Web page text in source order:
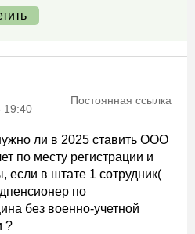
19:40
Постоянная ссылка
ли в 2025 ставить ООО
по месту регистрации и
если в штате 1 сотрудник(
по
без военно-учетной
?